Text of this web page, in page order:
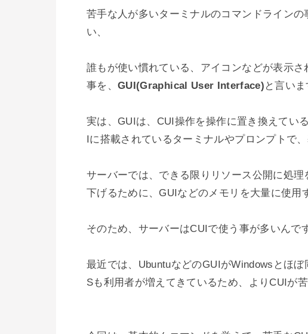
苦手な人が多いターミナルのコマンドラインの
い、
誰もが使い慣れている、アイコンなどが表示
事を、GUI(Graphical User Interface) と言いま
実は、GUIは、CUI操作を操作に置き換えてい
Iに搭載されているターミナルやプロンプトで
サーバーでは、できる限りリソース公開に処
下げるために、GUIなどのメモリを大量に使用
そのため、サーバーはCUIで使う事が多いんで
最近では、UbuntuなどのGUIがWindowsとほ
Sも利用者が増えてきているため、よりCUIが